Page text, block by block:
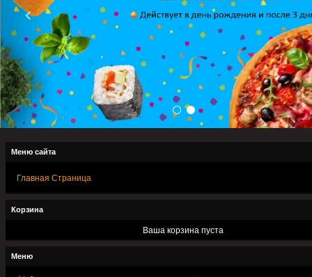
Меню сайта
Главная Страница
Корзина
Ваша корзина пуста
Меню